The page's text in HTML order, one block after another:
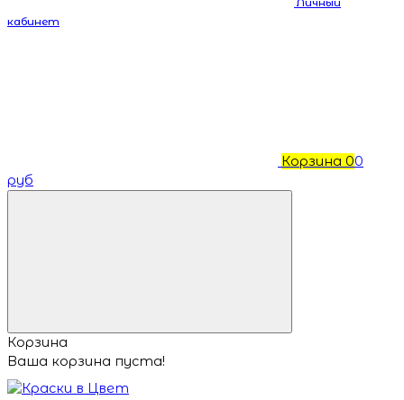
кабинет
Корзина 00
руб
Корзина
Ваша корзина пуста!